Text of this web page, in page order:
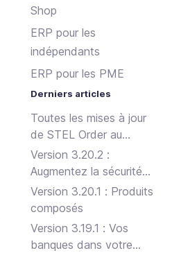
Shop
ERP pour les
indépendants
ERP pour les PME
Derniers articles
Toutes les mises à jour
de STEL Order au
premier semestre 2024
Version 3.20.2 :
Augmentez la sécurité
de votre entreprise
Version 3.20.1 : Produits
composés
Version 3.19.1 : Vos
banques dans votre